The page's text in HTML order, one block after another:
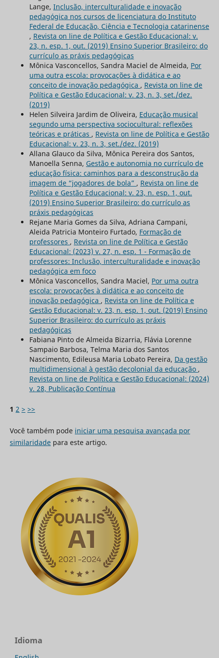
Lange, Inclusão, interculturalidade e inovação
pedagógica nos cursos de licenciatura do Instituto
Federal de Educação, Ciência e Tecnologia catarinense
, Revista on line de Política e Gestão Educacional: v.
23, n. esp. 1, out. (2019) Ensino Superior Brasileiro: do
currículo as práxis pedagógicas
Mônica Vasconcellos, Sandra Maciel de Almeida, Por
uma outra escola: provocações à didática e ao
conceito de inovação pedagógica , Revista on line de
Política e Gestão Educacional: v. 23, n. 3, set./dez.
(2019)
Helen Silveira Jardim de Oliveira, Educação musical
segundo uma perspectiva sociocultural: reflexões
teóricas e práticas , Revista on line de Política e Gestão
Educacional: v. 23, n. 3, set./dez. (2019)
Allana Glauco da Silva, Mônica Pereira dos Santos,
Manoella Senna, Gestão e autonomia no currículo de
educação física: caminhos para a desconstrução da
imagem de “jogadores de bola” , Revista on line de
Política e Gestão Educacional: v. 23, n. esp. 1, out.
(2019) Ensino Superior Brasileiro: do currículo as
práxis pedagógicas
Rejane Maria Gomes da Silva, Adriana Campani,
Aleida Patricia Monteiro Furtado, Formação de
professores , Revista on line de Política e Gestão
Educacional: (2023) v. 27, n. esp. 1 - Formação de
professores: Inclusão, interculturalidade e inovação
pedagógica em foco
Mônica Vasconcellos, Sandra Maciel, Por uma outra
escola: provocações à didática e ao conceito de
inovação pedagógica , Revista on line de Política e
Gestão Educacional: v. 23, n. esp. 1, out. (2019) Ensino
Superior Brasileiro: do currículo as práxis
pedagógicas
Fabiana Pinto de Almeida Bizarria, Flávia Lorenne
Sampaio Barbosa, Telma Maria dos Santos
Nascimento, Edileusa Maria Lobato Pereira, Da gestão
multidimensional à gestão decolonial da educação ,
Revista on line de Política e Gestão Educacional: (2024)
v. 28, Publicação Contínua
1 2 > >>
Você também pode iniciar uma pesquisa avançada por
similaridadepara este artigo.
Idioma